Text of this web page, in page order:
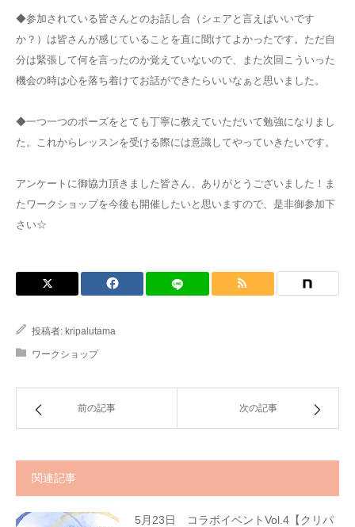
◆参加されている皆さんとのお話し合（シェアと言えばいいです
か？）は皆さんが感じていることを直に聞けてよかったです。ただ自
分は緊張して何を言ったのか覚えていないので、また次回こういった
機会の時は心を落ち着けてお話ができたらいいなぁと思いました。
◆一つ一つのポーズをとても丁寧に教えていただいて勉強になりまし
た。これからレッスンを受ける際には意識してやっていきたいです。
アンケートに御協力頂きました皆さん、ありがとうございました！ま
たワークショップを今後も開催したいと思いますので、是非御参加下
さい☆
投稿者: kripalutama
ワークショップ
前の記事 次の記事
関連記事
5月23日 コラボイベントVol.4【クリパ